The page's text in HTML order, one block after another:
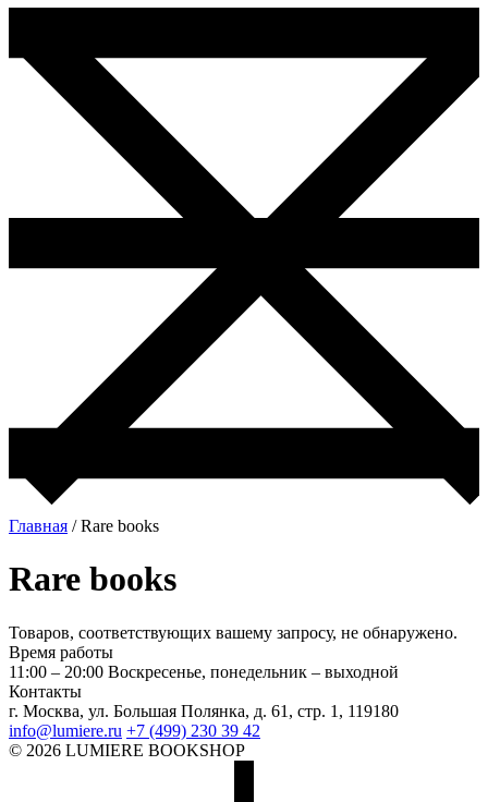
Главная / Rare books
Rare books
Товаров, соответствующих вашему запросу, не обнаружено.
Время работы
11:00 – 20:00 Воскресенье, понедельник – выходной
Контакты
г. Москва, ул. Большая Полянка, д. 61, стр. 1, 119180
info@lumiere.ru +7 (499) 230 39 42
© 2026 LUMIERE BOOKSHOP